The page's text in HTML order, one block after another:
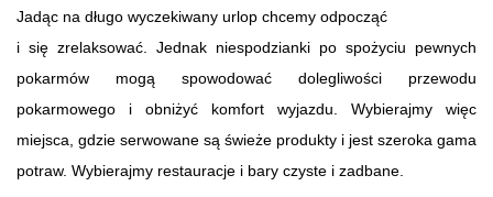
Jadąc na długo wyczekiwany urlop chcemy odpocząć
i się zrelaksować. Jednak niespodzianki po spożyciu pewnych
pokarmów mogą spowodować dolegliwości przewodu
pokarmowego i obniżyć komfort wyjazdu. Wybierajmy więc
miejsca, gdzie serwowane są świeże produkty i jest szeroka gama
potraw. Wybierajmy restauracje i bary czyste i zadbane.